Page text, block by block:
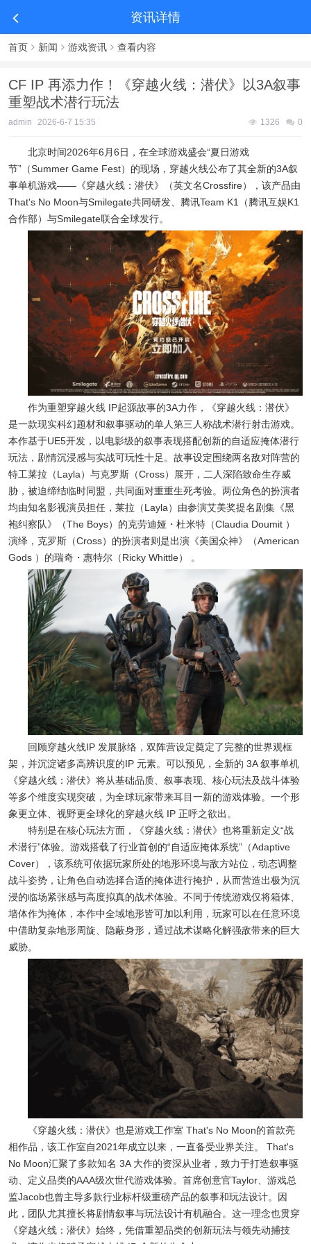
资讯详情
首页 新闻 游戏资讯 查看内容
CF IP 再添力作！《穿越火线：潜伏》以3A叙事
重塑战术潜行玩法
admin 2026-6-7 15:35 1326 0
北京时间2026年6月6日，在全球游戏盛会“夏日游戏
节”（Summer Game Fest）的现场，穿越火线公布了其全新的3A叙
事单机游戏——《穿越火线：潜伏》（英文名Crossfire），该产品由
That's No Moon与Smilegate共同研发、腾讯Team K1（腾讯互娱K1
合作部）与Smilegate联合全球发行。
作为重塑穿越火线 IP起源故事的3A力作，《穿越火线：潜伏》
是一款现实科幻题材和叙事驱动的单人第三人称战术潜行射击游戏。
本作基于UE5开发，以电影级的叙事表现搭配创新的自适应掩体潜行
玩法，剧情沉浸感与实战可玩性十足。故事设定围绕两名敌对阵营的
特工莱拉（Layla）与克罗斯（Cross）展开，二人深陷致命生存威
胁，被迫缔结临时同盟，共同面对重重生死考验。两位角色的扮演者
均由知名影视演员担任，莱拉（Layla）由参演艾美奖提名剧集《黑
袍纠察队》（The Boys）的克劳迪娅・杜米特（Claudia Doumit ）
演绎，克罗斯（Cross）的扮演者则是出演《美国众神》（American
Gods ）的瑞奇・惠特尔（Ricky Whittle） 。
回顾穿越火线IP 发展脉络，双阵营设定奠定了完整的世界观框
架，并沉淀诸多高辨识度的IP 元素。可以预见，全新的 3A 叙事单机
《穿越火线：潜伏》将从基础品质、叙事表现、核心玩法及战斗体验
等多个维度实现突破，为全球玩家带来耳目一新的游戏体验。一个形
象更立体、视野更全球化的穿越火线 IP 正呼之欲出。
特别是在核心玩法方面，《穿越火线：潜伏》也将重新定义“战
术潜行”体验。游戏搭载了行业首创的“自适应掩体系统”（Adaptive
Cover），该系统可依据玩家所处的地形环境与敌方站位，动态调整
战斗姿势，让角色自动选择合适的掩体进行掩护，从而营造出极为沉
浸的临场紧张感与高度拟真的战术体验。不同于传统游戏仅将箱体、
墙体作为掩体，本作中全域地形皆可加以利用，玩家可以在任意环境
中借助复杂地形周旋、隐蔽身形，通过战术谋略化解强敌带来的巨大
威胁。
《穿越火线：潜伏》也是游戏工作室 That's No Moon的首款亮
相作品，该工作室自2021年成立以来，一直备受业界关注。 That's
No Moon汇聚了多款知名 3A 大作的资深从业者，致力于打造叙事驱
动、定义品类的AAA级次世代游戏体验。首席创意官Taylor、游戏总
监Jacob也曾主导多款行业标杆级重磅产品的叙事和玩法设计。因
此，团队尤其擅长将剧情叙事与玩法设计有机融合。这一理念也贯穿
《穿越火线：潜伏》始终，凭借重塑品类的创新玩法与领先动捕技